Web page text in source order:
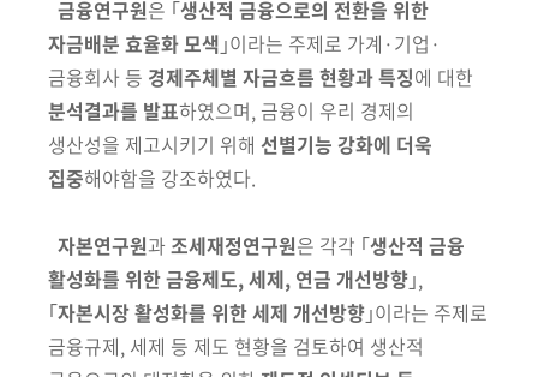
금융연구원은 ｢생산적 금융으로의 전환을 위한
자금배분 효율화 모색 ｣이라는 주제로 가계·기업·
금융회사 등 경제주체별 자금흐름 현황과 특징에 대한
분석결과를 발표하였으며, 금융이 우리 경제의
생산성을 제고시키기 위해 선별기능 강화에 더욱
집중해야함을 강조하였다.
자본연구원과 조세재정연구원은 각각 ｢생산적 금융
활성화를 위한 금융제도, 세제, 연금 개선방향｣,
｢자본시장 활성화를 위한 세제 개선방향｣이라는 주제로
금융규제, 세제 등 제도 현황을 검토하여 생산적